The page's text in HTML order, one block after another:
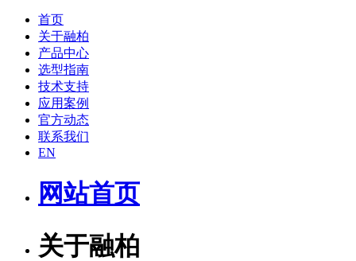
首页
关于融柏
产品中心
选型指南
技术支持
应用案例
官方动态
联系我们
EN
网站首页
关于融柏